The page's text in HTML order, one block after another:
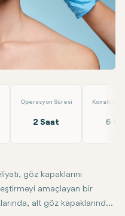
E-posta
Operasyon Süresi
2 Saat 6
göz kapaklarını
amaçlayan bir
alt göz kapaklarında